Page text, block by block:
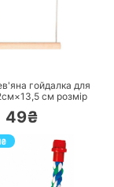
гойдалка для
см розмір
49₴
₴